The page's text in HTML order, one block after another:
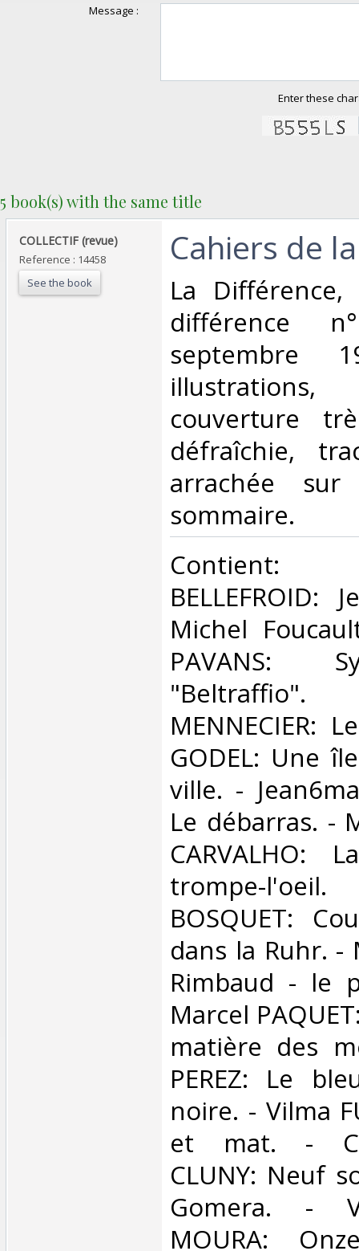
Message :
Enter these
5 book(s) with the same title
‎COLLECTIF (revue)‎
Reference : 14458
See the book
‎Cahiers de
‎La
différence
septembre
couverture
défraîchie,
arrachée
sommaire.‎
BELLEFROID:
Michel
PAVANS:
MENNECIER:
GODEL: Une
ville. -
Le débarras. -
CARVALHO:
trompe-
BOSQUET:
dans la Ruhr. -
Rimbaud - le
Marcel
matière des
PEREZ: Le
noire. - Vilma
et mat. -
CLUNY: Neuf
Gomera. -
MOURA: